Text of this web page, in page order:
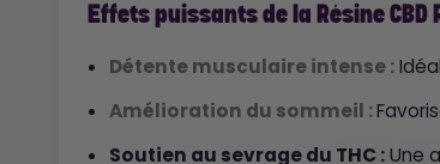
Effets puissants de la Résine
Détente musculaire intense :
Amélioration du sommeil :
Soutien au sevrage du THC :Une